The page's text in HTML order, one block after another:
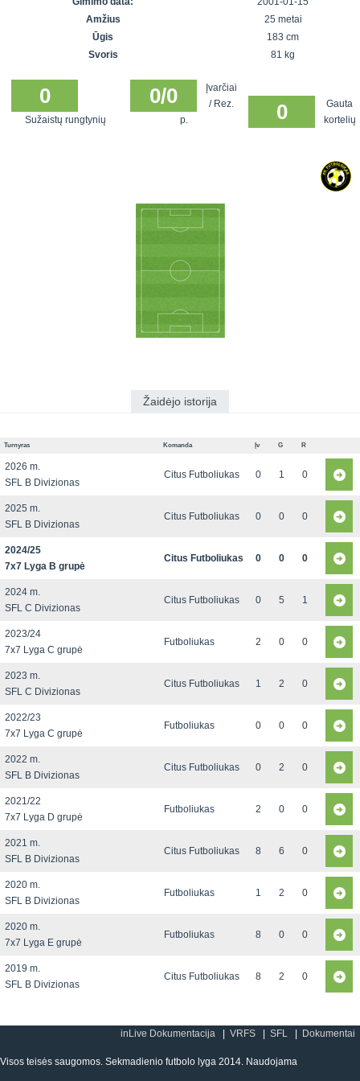
SFL rudens
Snaigės taurė
čempionatas
Vilnius
Amžius
25 metai
Ūgis
183 cm
Svoris
81 kg
0
Sužaistų rungtynių
0/0
Įvarčiai
/ Rez.
p.
0
Gauta
kortelių
Žaidėjo istorija
Turnyras Komanda Įv G R
2026 m.
SFL B Divizionas
Citus Futboliukas 0 1 0
2025 m.
SFL B Divizionas
Citus Futboliukas 0 0 0
2024/25
7x7 Lyga B grupė
Citus Futboliukas 0 0 0
2024 m.
SFL C Divizionas
Citus Futboliukas 0 5 1
2023/24
7x7 Lyga C grupė
Futboliukas 2 0 0
2023 m.
SFL C Divizionas
Citus Futboliukas 1 2 0
2022/23
7x7 Lyga C grupė
Futboliukas 0 0 0
2022 m.
SFL B Divizionas
Citus Futboliukas 0 2 0
2021/22
7x7 Lyga D grupė
Futboliukas 2 0 0
2021 m.
SFL B Divizionas
Citus Futboliukas 8 6 0
2020 m.
SFL B Divizionas
Futboliukas 1 2 0
2020 m.
7x7 Lyga E grupė
Futboliukas 8 0 0
2019 m.
SFL B Divizionas
Citus Futboliukas 8 2 0
inLive Dokumentacija VRFS SFL Dokumentai
Visos teisės saugomos. Sekmadienio futbolo lyga 2014. Naudojama